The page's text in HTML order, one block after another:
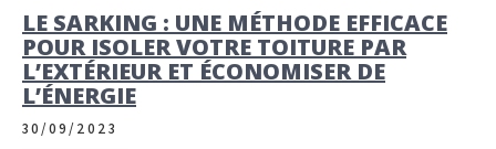
LE SARKING : UNE MÉTHODE EFFICACE
POUR ISOLER VOTRE TOITURE PAR
L’EXTÉRIEUR ET ÉCONOMISER DE
L’ÉNERGIE
30/09/2023